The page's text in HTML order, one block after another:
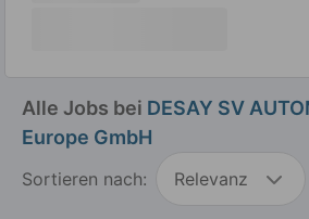
Alle Jobs bei DESAY SV
Europe GmbH
Sortieren nach:
Relevanz